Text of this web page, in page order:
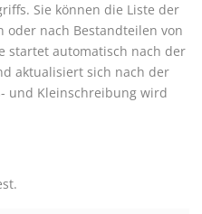
Sie können die Liste der
oder nach Bestandteilen von
startet automatisch nach der
aktualisiert sich nach der
und Kleinschreibung wird